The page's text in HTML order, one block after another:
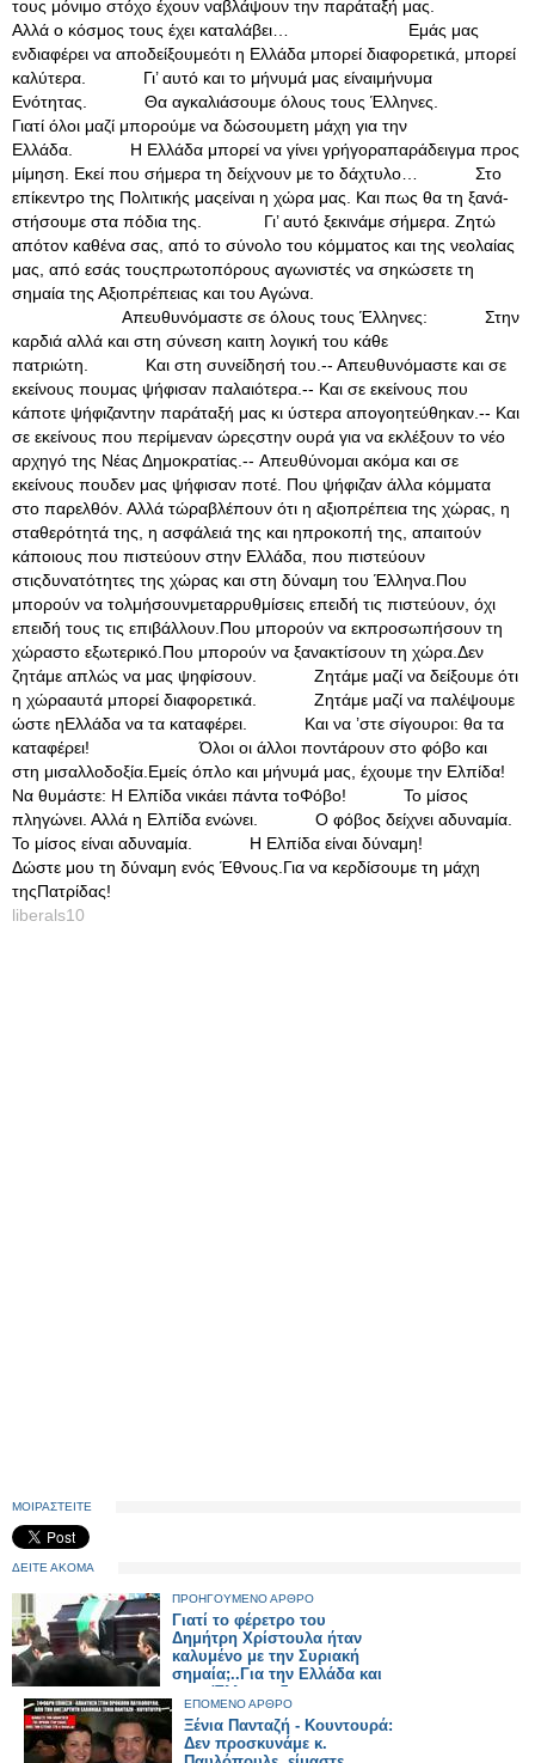
τους μόνιμο στόχο έχουν ναβλάψουν την παράταξή μας.
Αλλά ο κόσμος τους έχει καταλάβει… Εμάς μας
ενδιαφέρει να αποδείξουμεότι η Ελλάδα μπορεί διαφορετικά, μπορεί
καλύτερα. Γι’ αυτό και το μήνυμά μας είναιμήνυμα
Ενότητας. Θα αγκαλιάσουμε όλους τους Έλληνες.
Γιατί όλοι μαζί μπορούμε να δώσουμετη μάχη για την
Ελλάδα. Η Ελλάδα μπορεί να γίνει γρήγοραπαράδειγμα προς
μίμηση. Εκεί που σήμερα τη δείχνουν με το δάχτυλο… Στο
επίκεντρο της Πολιτικής μαςείναι η χώρα μας. Και πως θα τη ξανά-
στήσουμε στα πόδια της. Γι’ αυτό ξεκινάμε σήμερα. Ζητώ
απότον καθένα σας, από το σύνολο του κόμματος και της νεολαίας
μας, από εσάς τουςπρωτοπόρους αγωνιστές να σηκώσετε τη
σημαία της Αξιοπρέπειας και του Αγώνα.
Απευθυνόμαστε σε όλους τους Έλληνες: Στην
καρδιά αλλά και στη σύνεση καιτη λογική του κάθε
πατριώτη. Και στη συνείδησή του.-- Απευθυνόμαστε και σε
εκείνους πουμας ψήφισαν παλαιότερα.-- Και σε εκείνους που
κάποτε ψήφιζαντην παράταξή μας κι ύστερα απογοητεύθηκαν.-- Και
σε εκείνους που περίμεναν ώρεςστην ουρά για να εκλέξουν το νέο
αρχηγό της Νέας Δημοκρατίας.-- Απευθύνομαι ακόμα και σε
εκείνους πουδεν μας ψήφισαν ποτέ. Που ψήφιζαν άλλα κόμματα
στο παρελθόν. Αλλά τώραβλέπουν ότι η αξιοπρέπεια της χώρας, η
σταθερότητά της, η ασφάλειά της και ηπροκοπή της, απαιτούν
κάποιους που πιστεύουν στην Ελλάδα, που πιστεύουν
στιςδυνατότητες της χώρας και στη δύναμη του Έλληνα.Που
μπορούν να τολμήσουνμεταρρυθμίσεις επειδή τις πιστεύουν, όχι
επειδή τους τις επιβάλλουν.Που μπορούν να εκπροσωπήσουν τη
χώραστο εξωτερικό.Που μπορούν να ξανακτίσουν τη χώρα.Δεν
ζητάμε απλώς να μας ψηφίσουν. Ζητάμε μαζί να δείξουμε ότι
η χώρααυτά μπορεί διαφορετικά. Ζητάμε μαζί να παλέψουμε
ώστε ηΕλλάδα να τα καταφέρει. Και να ’στε σίγουροι: θα τα
καταφέρει! Όλοι οι άλλοι ποντάρουν στο φόβο και
στη μισαλλοδοξία.Εμείς όπλο και μήνυμά μας, έχουμε την Ελπίδα!
Να θυμάστε: Η Ελπίδα νικάει πάντα τοΦόβο! Το μίσος
πληγώνει. Αλλά η Ελπίδα ενώνει. Ο φόβος δείχνει αδυναμία.
Το μίσος είναι αδυναμία. Η Ελπίδα είναι δύναμη!
Δώστε μου τη δύναμη ενός Έθνους.Για να κερδίσουμε τη μάχη
τηςΠατρίδας!
liberals10
ΜΟΙΡΑΣΤΕΙΤΕ
ΔΕΙΤΕ ΑΚΟΜΑ
ΠΡΟΗΓΟΥΜΕΝΟ ΑΡΘΡΟ
Γιατί το φέρετρο του
Δημήτρη Χρίστουλα ήταν
καλυμένο με την Συριακή
σημαία;..Για την Ελλάδα και
τους Έλληνες δεν
αυτοκτόνησε;
ΕΠΟΜΕΝΟ ΑΡΘΡΟ
Ξένια Πανταζή - Κουντουρά:
Δεν προσκυνάμε κ.